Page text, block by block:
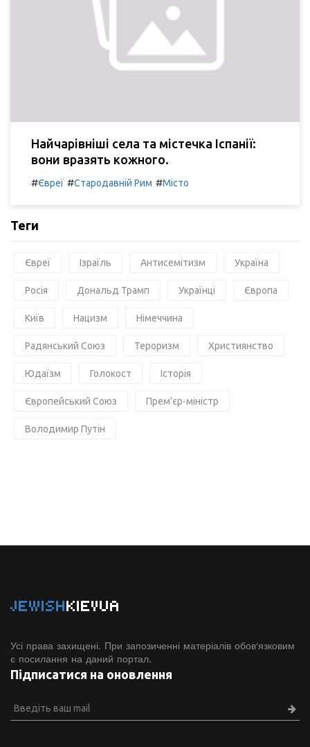
Найчарівніші села та містечка Іспанії:
вони вразять кожного.
#Євреї #Стародавній Рим #Місто
Теги
Євреї Ізраїль Антисемітизм Україна
Росія Дональд Трамп Українці Європа
Київ Нацизм Німеччина
Радянський Союз Тероризм Християнство
Юдаїзм Голокост Історія
Європейський Союз Прем'єр-міністр
Володимир Путін
JEWISHKIEVUA
Усі права захищені. При запозиченні матеріалів обов'язковим
є посилання на даний портал.
Підписатися на оновлення